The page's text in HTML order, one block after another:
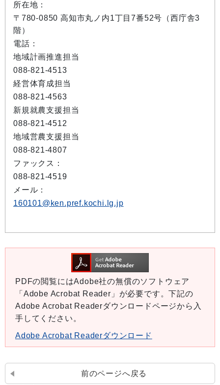
所在地：
〒780-0850 高知市丸ノ内1丁目7番52号（西庁舎3
階）
電話：
地域計画推進担当
088-821-4513
経営体育成担当
088-821-4563
新規就農支援担当
088-821-4512
地域営農支援担当
088-821-4807
ファックス：
088-821-4519
メール：
160101@ken.pref.kochi.lg.jp
PDFの閲覧にはAdobe社の無償のソフトウェア
「Adobe Acrobat Reader」が必要です。下記の
Adobe Acrobat Readerダウンロードページから入
手してください。
Adobe Acrobat Readerダウンロード
前のページへ戻る